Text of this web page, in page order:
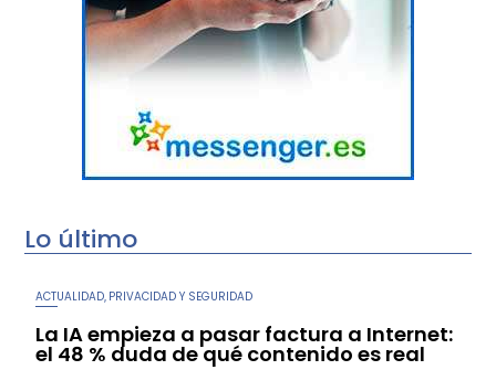
Lo último
ACTUALIDAD PRIVACIDAD Y SEGURIDAD
La IA empieza a pasar factura a Internet:
el 48 % duda de qué contenido es real